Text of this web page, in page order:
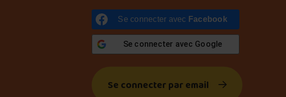
Se connecter avec Facebook
Se connecter avec Google
Se connecter par email